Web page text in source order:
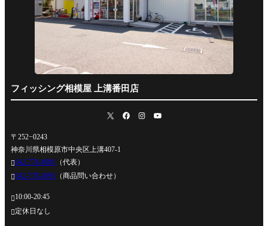
フィッシング相模屋 上溝番田店
〒252−0243
神奈川県相模原市中央区上溝407-1
042-778-4991
（代表）
042-778-4995 （商品問い合わせ）
10:00-20:45
定休日なし